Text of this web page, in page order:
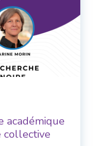
académique
collective